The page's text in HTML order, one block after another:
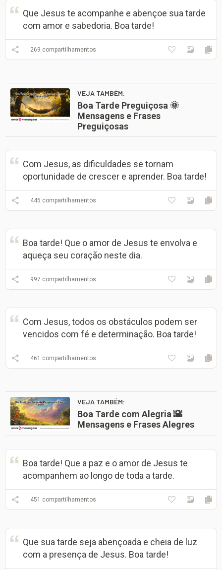
Que Jesus te acompanhe e abençoe sua tarde
com amor e sabedoria. Boa tarde!
269 compartilhamentos
VEJA TAMBÉM:
Boa Tarde Preguiçosa 🌞
Mensagens e Frases
Preguiçosas
Com Jesus, as dificuldades se tornam
oportunidade de crescer e aprender. Boa tarde!
445 compartilhamentos
Boa tarde! Que o amor de Jesus te envolva e
aqueça seu coração neste dia.
997 compartilhamentos
Com Jesus, todos os obstáculos podem ser
vencidos com fé e determinação. Boa tarde!
461 compartilhamentos
VEJA TAMBÉM:
Boa Tarde com Alegria 🌇
Mensagens e Frases Alegres
Boa tarde! Que a paz e o amor de Jesus te
acompanhem ao longo de toda a tarde.
451 compartilhamentos
Que sua tarde seja abençoada e cheia de luz
com a presença de Jesus. Boa tarde!